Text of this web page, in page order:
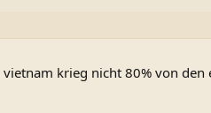
krieg nicht 80% von den